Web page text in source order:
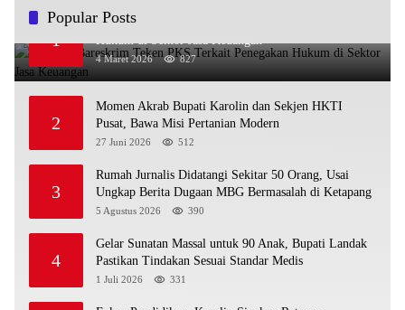
Popular Posts
1
OJK dan Bareskrim Teken PKS Terkait Penegakan
Hukum di Sektor Jasa Keuangan
4 Maret 2026 827
2
Momen Akrab Bupati Karolin dan Sekjen HKTI
27 Juni 2026 512
3
Rumah Jurnalis Didatangi Sekitar 50 Orang, Usai
Ungkap Berita Dugaan MBG Bermasalah di Ketapang
5 Agustus 2026 390
4
Gelar Sunatan Massal untuk 90 Anak, Bupati Landak
Pastikan Tindakan Sesuai Standar Medis
1 Juli 2026 331